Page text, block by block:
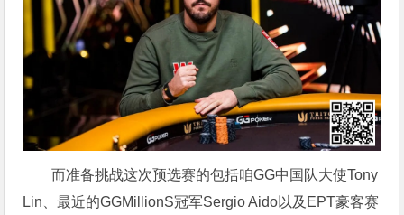
而准备挑战这次预选赛的包括咱GG中国队大使Tony
Lin、最近的GGMillionS冠军Sergio Aido以及EPT豪客赛